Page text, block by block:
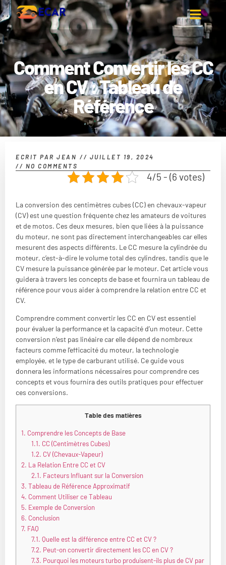
Comment Convertir les CC
en CV : Tableau de
Référence
ECRIT PAR JEAN // JUILLET 19, 2024
// NO COMMENTS
4/5 - (6 votes)
La conversion des centimètres cubes (CC) en chevaux-vapeur
(CV) est une question fréquente chez les amateurs de voitures
et de motos. Ces deux mesures, bien que liées à la puissance
du moteur, ne sont pas directement interchangeables car elles
mesurent des aspects différents. Le CC mesure la cylindrée du
moteur, c’est-à-dire le volume total des cylindres, tandis que le
CV mesure la puissance générée par le moteur. Cet article vous
guidera à travers les concepts de base et fournira un tableau de
référence pour vous aider à comprendre la relation entre CC et
CV.
Comprendre comment convertir les CC en CV est essentiel
pour évaluer la performance et la capacité d’un moteur. Cette
conversion n’est pas linéaire car elle dépend de nombreux
facteurs comme l’efficacité du moteur, la technologie
employée, et le type de carburant utilisé. Ce guide vous
donnera les informations nécessaires pour comprendre ces
concepts et vous fournira des outils pratiques pour effectuer
ces conversions.
Table des matières
1. Comprendre les Concepts de Base
1.1. CC (Centimètres Cubes)
1.2. CV (Chevaux-Vapeur)
2. La Relation Entre CC et CV
2.1. Facteurs Influant sur la Conversion
3. Tableau de Référence Approximatif
4. Comment Utiliser ce Tableau
5. Exemple de Conversion
6. Conclusion
7. FAQ
7.1. Quelle est la différence entre CC et CV ?
7.2. Peut-on convertir directement les CC en CV ?
7.3. Pourquoi les moteurs turbo produisent-ils plus de CV par